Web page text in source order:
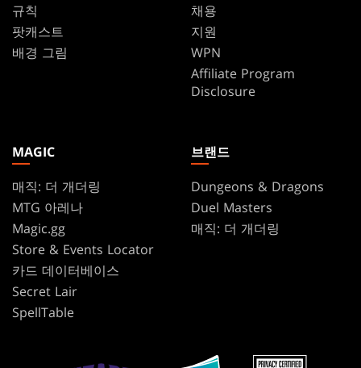
규칙
팟캐스트
배경 그림
채용
지원
WPN
Affiliate Program
Disclosure
MAGIC
매직: 더 개더링
MTG 아레나
Magic.gg
Store & Events Locator
카드 데이터베이스
Secret Lair
SpellTable
브랜드
Dungeons & Dragons
Duel Masters
매직: 더 개더링